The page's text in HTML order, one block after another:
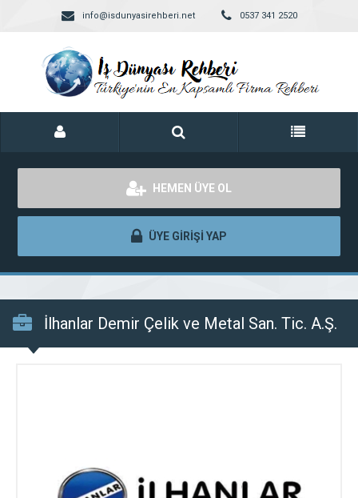
info@isdunyasirehberi.net 0537 341 2520
HEMEN ÜYE OL
ÜYE GİRİŞİ YAP
İlhanlar Demir Çelik ve Metal San. Tic. A.Ş.